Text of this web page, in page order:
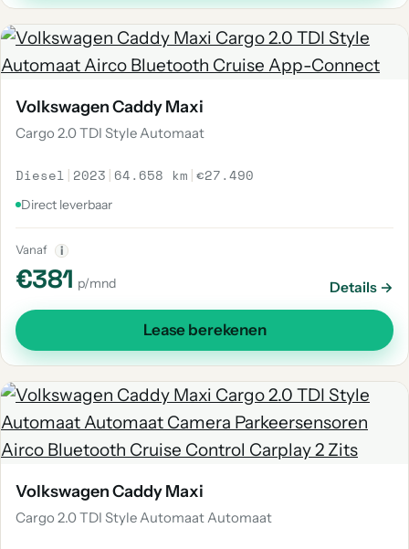
Volkswagen Caddy Maxi
Cargo 2.0 TDI Style Automaat
Diesel | 2023 | 64.658 km |€27.490
Direct leverbaar
Vanaf i
€381 p/mnd Details →
Lease berekenen
Volkswagen Caddy Maxi
Cargo 2.0 TDI Style Automaat Automaat